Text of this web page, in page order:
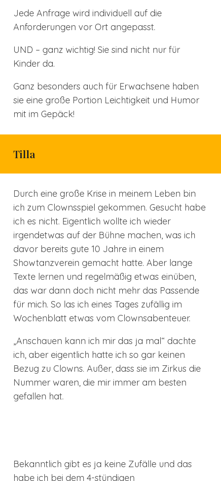
Jede Anfrage wird individuell auf die
Anforderungen vor Ort angepasst.
UND – ganz wichtig! Sie sind nicht nur für
Kinder da.
Ganz besonders auch für Erwachsene haben
sie eine große Portion Leichtigkeit und Humor
mit im Gepäck!
Tilla
Durch eine große Krise in meinem Leben bin
ich zum Clownsspiel gekommen. Gesucht habe
ich es nicht. Eigentlich wollte ich wieder
irgendetwas auf der Bühne machen, was ich
davor bereits gute 10 Jahre in einem
Showtanzverein gemacht hatte. Aber lange
Texte lernen und regelmäßig etwas einüben,
das war dann doch nicht mehr das Passende
für mich. So las ich eines Tages zufällig im
Wochenblatt etwas vom Clownsabenteuer.
„Anschauen kann ich mir das ja mal“ dachte
ich, aber eigentlich hatte ich so gar keinen
Bezug zu Clowns. Außer, dass sie im Zirkus die
Nummer waren, die mir immer am besten
gefallen hat.
Bekanntlich gibt es ja keine Zufälle und das
habe ich bei dem 4-stündigen